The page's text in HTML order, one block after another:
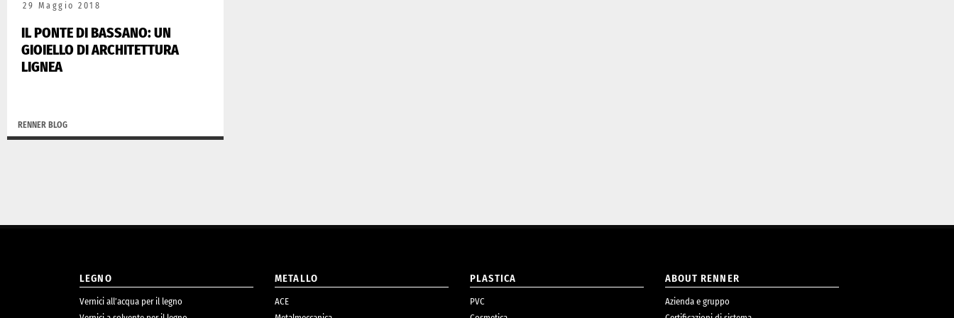
29 Maggio 2018
IL PONTE DI BASSANO: UN
GIOIELLO DI ARCHITETTURA
LIGNEA
RENNER BLOG
LEGNO
Vernici all’acqua per il legno
METALLO
ACE
PLASTICA
PVC
ABOUT RENNER
Azienda e gruppo